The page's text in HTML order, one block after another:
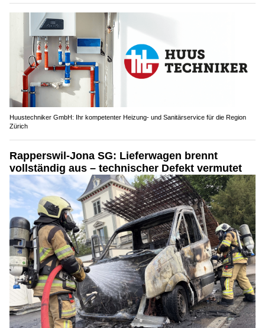
Huustechniker GmbH: Ihr kompetenter Heizung- und Sanitärservice für die Region
Zürich
Rapperswil-Jona SG: Lieferwagen brennt
vollständig aus – technischer Defekt vermutet